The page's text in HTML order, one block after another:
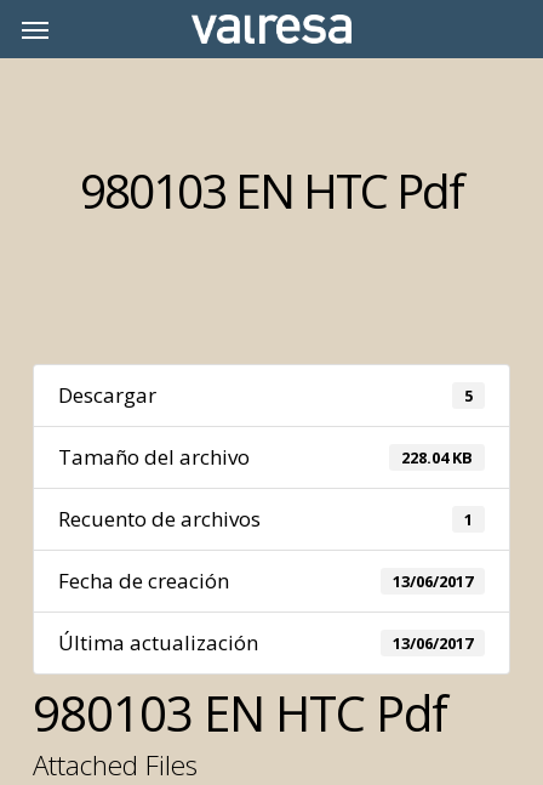
Menu
980103 EN HTC Pdf
Descargar 5
Tamaño del archivo 228.04 KB
Recuento de archivos 1
Fecha de creación 13/06/2017
Última actualización 13/06/2017
980103 EN HTC Pdf
Attached Files